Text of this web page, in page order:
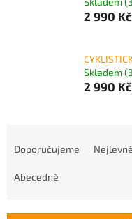
2 990 Kč
Skladem
2 990 Kč
Doporučujeme
Abecedně